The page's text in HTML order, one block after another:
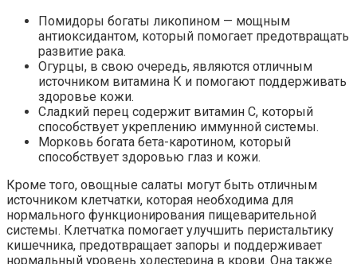
Помидоры богаты ликопином — мощным
антиоксидантом, который помогает предотвращать
развитие рака.
Огурцы, в свою очередь, являются отличным
источником витамина К и помогают поддерживать
здоровье кожи.
Сладкий перец содержит витамин С, который
способствует укреплению иммунной системы.
Морковь богата бета-каротином, который
способствует здоровью глаз и кожи.
Кроме того, овощные салаты могут быть отличным
источником клетчатки, которая необходима для
нормального функционирования пищеварительной
системы. Клетчатка помогает улучшить перистальтику
кишечника, предотвращает запоры и поддерживает
нормальный уровень холестерина в крови. Она также